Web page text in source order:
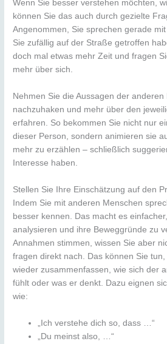
Wenn Sie besser verstehen möchten,
können Sie das auch durch gezielte
Angenommen, Sie sprechen gerade
Sie zufällig auf der Straße getroffen
doch mal etwas mehr Zeit und fragen
mehr über sich.
Nehmen Sie die Aussagen der anderen
nachzuhaken und mehr über den
erfahren. So bekommen Sie nicht nur
dieser Person, sondern animieren sie
mehr zu erzählen – schließlich
Interesse haben.
Stellen Sie Ihre Einschätzung auf den
Indem Sie mit anderen Menschen
besser kennen. Das macht es
analysieren und ihre Beweggründe zu
Annahmen stimmen, wissen Sie aber
fragen direkt nach. Das können Sie
wieder zusammenfassen, wie sich der
fühlt oder was er denkt. Dazu eignen
wie:
„Ich verstehe dich so, dass …“
„Du meinst also, …“